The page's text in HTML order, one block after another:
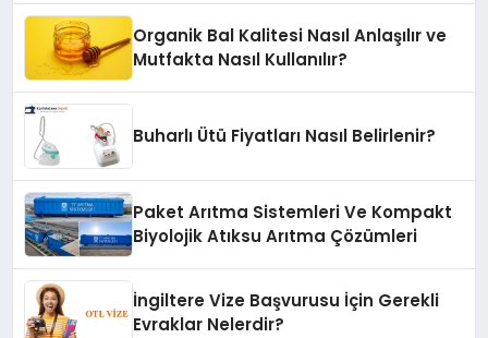
Organik Bal Kalitesi Nasıl Anlaşılır ve
Mutfakta Nasıl Kullanılır?
Buharlı Ütü Fiyatları Nasıl Belirlenir?
Paket Arıtma Sistemleri Ve Kompakt
Biyolojik Atıksu Arıtma Çözümleri
İngiltere Vize Başvurusu İçin Gerekli
Evraklar Nelerdir?